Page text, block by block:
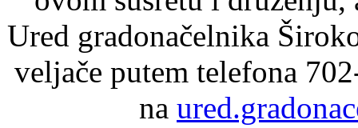
Ured gradonačelnika
veljače putem telefona
na